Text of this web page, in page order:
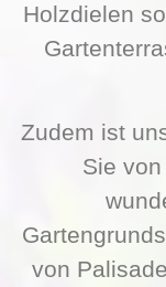
Holzdielen
Zudem ist
Sie
von